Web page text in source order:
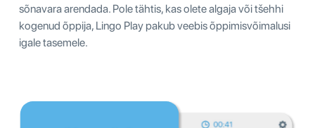
sõnavara arendada. Pole tähtis, kas olete algaja või tšehhi
kogenud õppija, Lingo Play pakub veebis õppimisvõimalusi
igale tasemele.